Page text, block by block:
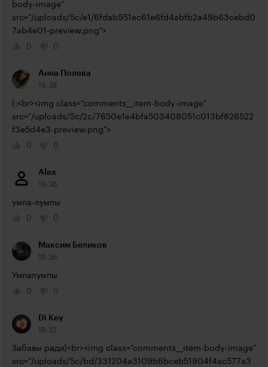
body-image"
src="/uploads/5c/e1/6fdab951ec61e6fd4abfb2a49b63cebd0
7ab4e01-preview.png">
0
0
Анна Полева
19:38
(:<br><img class="comments__item-body-image"
src="/uploads/5c/2c/7650e1e4bfa503408051c013bf826522
f3e5d4e3-preview.png">
0
0
Alex
19:36
умпа-лумпы
0
0
Максим Беликов
19:36
Умпалумпы
0
0
Di Key
19:32
Забавы ради)<br><img class="comments__item-body-image"
src="/uploads/5c/bd/331204a3109b6bceb51904f4ac577a3